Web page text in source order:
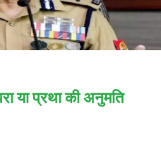
या प्रथा की अनुमति